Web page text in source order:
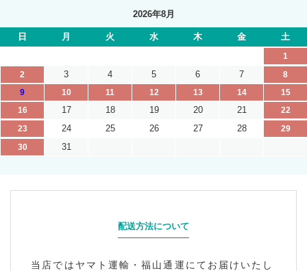
2026年8月
日 月 火 水 木 金 土
1
2
3 4 5 6 7
8
9
10 11 12 13 14
15
16
17 18 19 20 21
22
23
24 25 26 27 28
29
30
31
配送方法について
当店ではヤマト運輸・福山通運にてお届けいたし